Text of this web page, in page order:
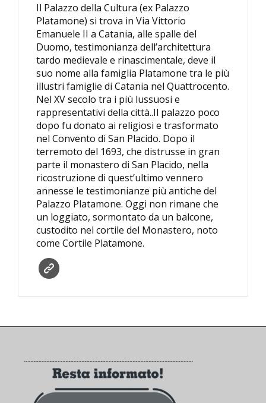
Il Palazzo della Cultura (ex Palazzo
Platamone) si trova in Via Vittorio
Emanuele II a Catania, alle spalle del
Duomo, testimonianza dell’architettura
tardo medievale e rinascimentale, deve il
suo nome alla famiglia Platamone tra le più
illustri famiglie di Catania nel Quattrocento.
Nel XV secolo tra i più lussuosi e
rappresentativi della città..Il palazzo poco
dopo fu donato ai religiosi e trasformato
nel Convento di San Placido. Dopo il
terremoto del 1693, che distrusse in gran
parte il monastero di San Placido, nella
ricostruzione di quest’ultimo vennero
annesse le testimonianze più antiche del
Palazzo Platamone. Oggi non rimane che
un loggiato, sormontato da un balcone,
custodito nel cortile del Monastero, noto
come Cortile Platamone.